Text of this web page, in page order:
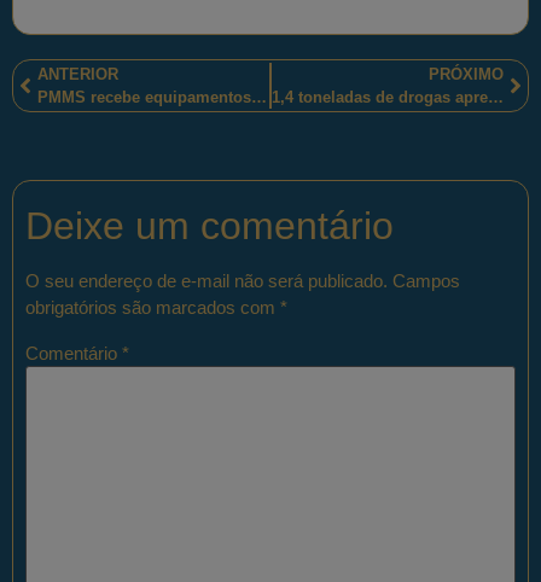
ANTERIOR
PMMS recebe equipamentos e um canil móvel para otimizar cumprimento do dever do policial militar.
PRÓXIMO
1,4 toneladas de drogas apreendidas e dois homens presos pelos policiais militares paulistas em Santa Cruz do Rio Pardo-SP
Deixe um comentário
O seu endereço de e-mail não será publicado. Campos
obrigatórios são marcados com *
Comentário *